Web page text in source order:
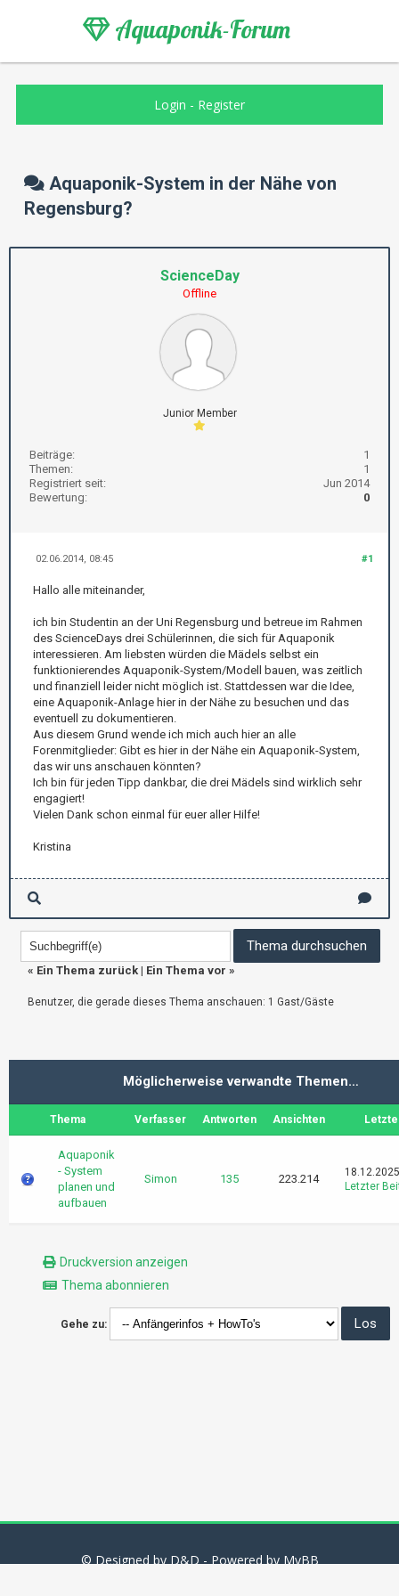
Aquaponik-Forum
Login - Register
Aquaponik-System in der Nähe von
Regensburg?
ScienceDay
Offline
Junior Member
Beiträge:
1
Themen:
1
Registriert seit:
Jun 2014
Bewertung:
0
#1
02.06.2014, 08:45
Hallo alle miteinander,
ich bin Studentin an der Uni Regensburg und betreue im Rahmen
des ScienceDays drei Schülerinnen, die sich für Aquaponik
interessieren. Am liebsten würden die Mädels selbst ein
funktionierendes Aquaponik-System/Modell bauen, was zeitlich
und finanziell leider nicht möglich ist. Stattdessen war die Idee,
eine Aquaponik-Anlage hier in der Nähe zu besuchen und das
eventuell zu dokumentieren.
Aus diesem Grund wende ich mich auch hier an alle
Forenmitglieder: Gibt es hier in der Nähe ein Aquaponik-System,
das wir uns anschauen könnten?
Ich bin für jeden Tipp dankbar, die drei Mädels sind wirklich sehr
engagiert!
Vielen Dank schon einmal für euer aller Hilfe!
Kristina
« Ein Thema zurück | Ein Thema vor »
Benutzer, die gerade dieses Thema anschauen: 1 Gast/Gäste
Möglicherweise verwandte Themen…
Thema Verfasser Antworten Ansichten
Aquaponik
- System
planen und
aufbauen
Simon 135 223.214
Letzter
Druckversion anzeigen
Thema abonnieren
Gehe zu:
© Designed by D&D - Powered by MyBB